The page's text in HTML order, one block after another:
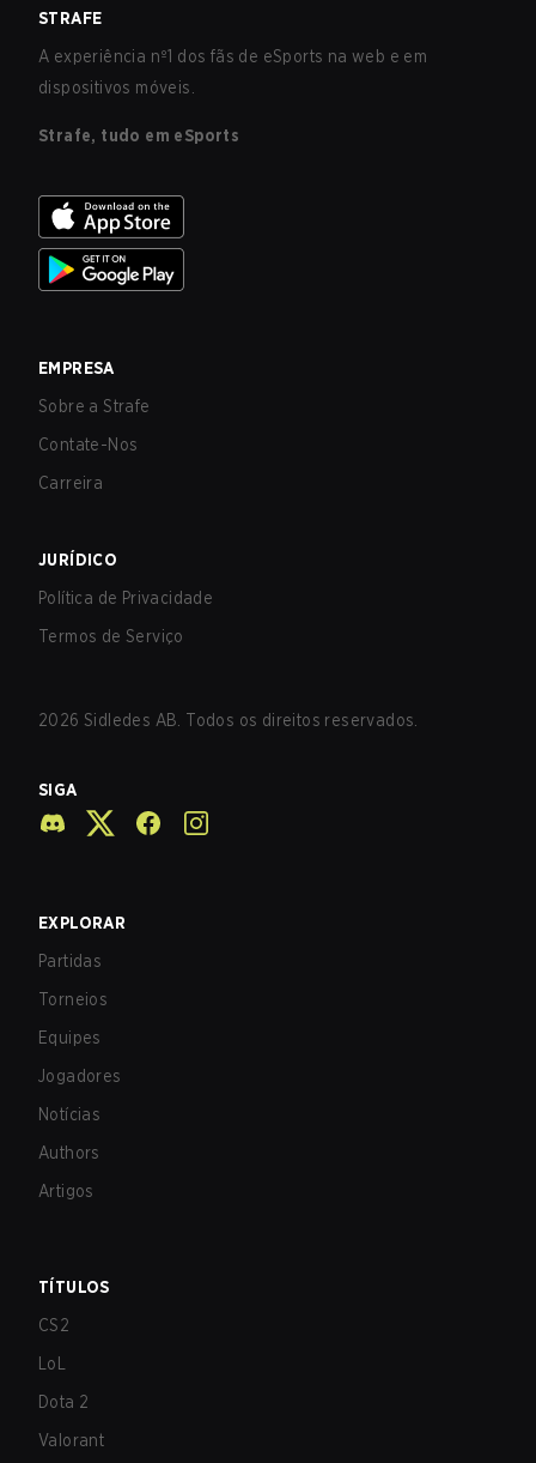
STRAFE
A experiência nº1 dos fãs de eSports na web e em
dispositivos móveis.
Strafe, tudo em eSports
EMPRESA
Sobre a Strafe
Contate-Nos
Carreira
JURÍDICO
Política de Privacidade
Termos de Serviço
2026 Sidledes AB. Todos os direitos reservados.
SIGA
EXPLORAR
Partidas
Torneios
Equipes
Jogadores
Notícias
Authors
Artigos
TÍTULOS
CS2
LoL
Dota 2
Valorant